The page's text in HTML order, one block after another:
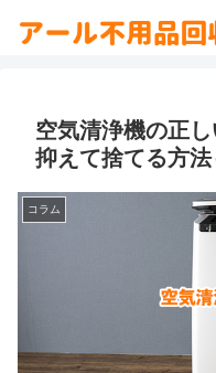
空気清浄機の正
抑えて捨てる方
コラム